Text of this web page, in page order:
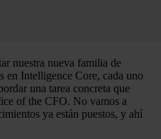
nuestra nueva familia de
en Intelligence Core, cada uno
una tarea concreta que
of the CFO. No vamos a
ya están puestos, y ahí